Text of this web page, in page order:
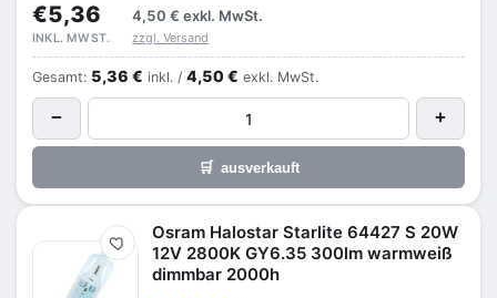
€5,36 4,50 € exkl. MwSt.
INKL. MWST. zzgl. Versand
Gesamt: 5,36 € inkl. / 4,50 € exkl. MwSt.
− +
🛒 ausverkauft
Merken
Osram Halostar Starlite 64427 S 20W
12V 2800K GY6.35 300lm warmweiß
dimmbar 2000h